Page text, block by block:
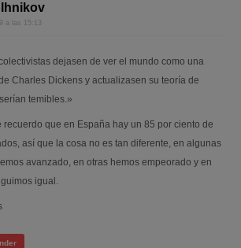
a las 15:13
dejasen de ver el mundo como una
Charles Dickens y actualizasen su teoría de
temibles.»
recuerdo que en España hay un 85 por ciento de
así que la cosa no es tan diferente, en algunas
avanzado, en otras hemos empeorado y en
igual.